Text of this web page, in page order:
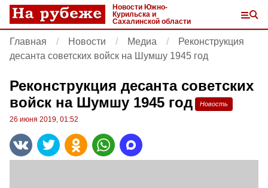
Новости Южно-
Курильска и
Сахалинской области
Главная Новости Медиа
Реконструкция
десанта советских войск на Шумшу 1945 год
Реконструкция десанта советских
войск на Шумшу 1945 год
Новость
26 июня 2019, 01:52